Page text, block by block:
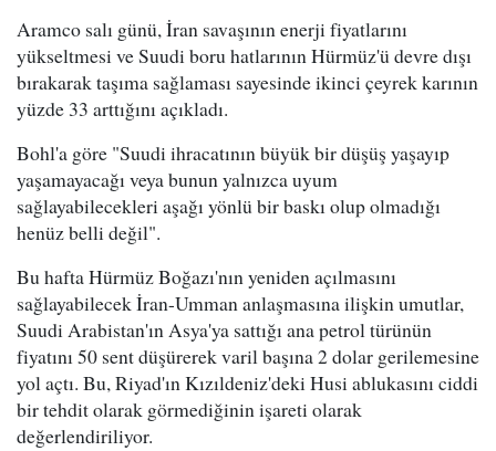
Aramco salı günü, İran savaşının enerji fiyatlarını
yükseltmesi ve Suudi boru hatlarının Hürmüz'ü devre dışı
bırakarak taşıma sağlaması sayesinde ikinci çeyrek karının
yüzde 33 arttığını açıkladı.
Bohl'a göre "Suudi ihracatının büyük bir düşüş yaşayıp
yaşamayacağı veya bunun yalnızca uyum
sağlayabilecekleri aşağı yönlü bir baskı olup olmadığı
henüz belli değil".
Bu hafta Hürmüz Boğazı'nın yeniden açılmasını
sağlayabilecek İran-Umman anlaşmasına ilişkin umutlar,
Suudi Arabistan'ın Asya'ya sattığı ana petrol türünün
fiyatını 50 sent düşürerek varil başına 2 dolar gerilemesine
yol açtı. Bu, Riyad'ın Kızıldeniz'deki Husi ablukasını ciddi
bir tehdit olarak görmediğinin işareti olarak
değerlendiriliyor.